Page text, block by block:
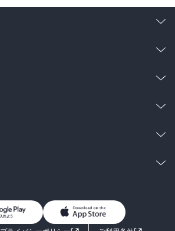
男子向けラノベ
お問い合わせ